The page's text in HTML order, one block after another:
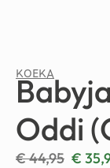
KOEKA
Oddi
€44,95 €